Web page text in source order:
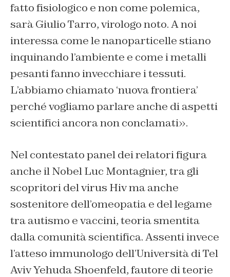
fatto fisiologico e non come polemica,
sarà Giulio Tarro, virologo noto. A noi
interessa come le nanoparticelle stiano
inquinando l’ambiente e come i metalli
pesanti fanno invecchiare i tessuti.
L’abbiamo chiamato ‘nuova frontiera’
perché vogliamo parlare anche di aspetti
scientifici ancora non conclamati».
Nel contestato panel dei relatori figura
anche il Nobel Luc Montagnier, tra gli
scopritori del virus Hiv ma anche
sostenitore dell’omeopatia e del legame
tra autismo e vaccini, teoria smentita
dalla comunità scientifica. Assenti invece
l’atteso immunologo dell’Università di Tel
Aviv Yehuda Shoenfeld, fautore di teorie